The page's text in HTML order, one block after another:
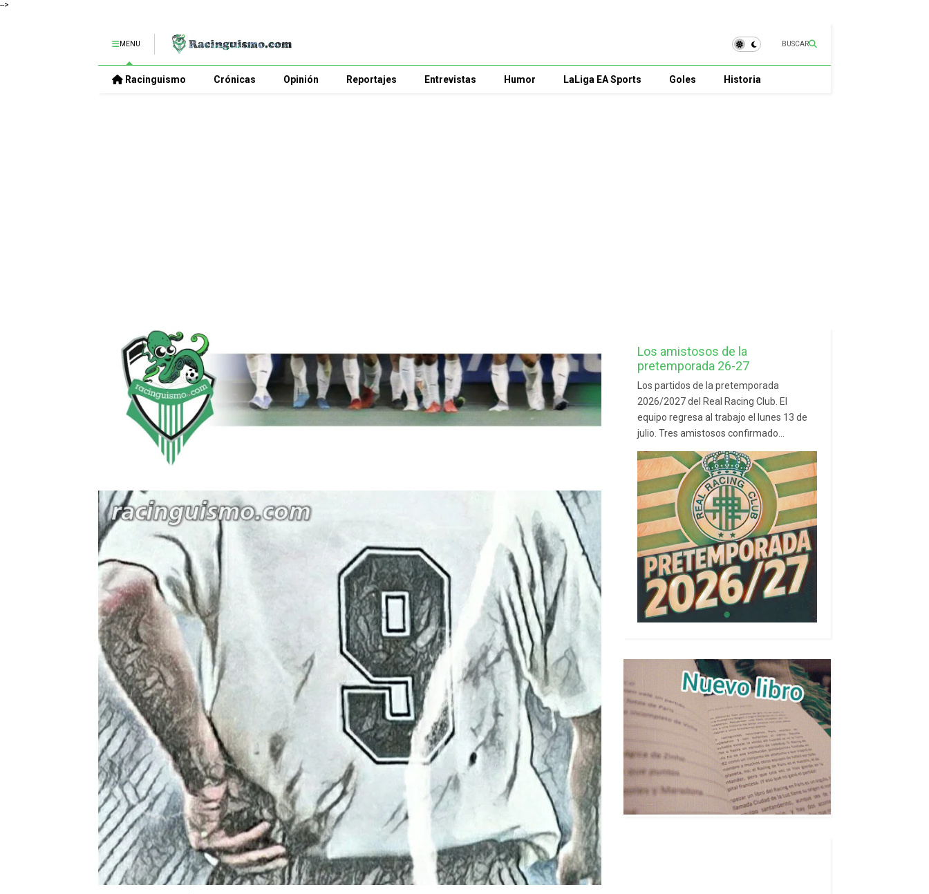
-->
MENU BUSCAR
Racinguismo Crónicas Opinión Reportajes Entrevistas Humor LaLiga EA Sports Goles Historia
Los amistosos de la
pretemporada 26-27
Los partidos de la pretemporada
2026/2027 del Real Racing Club. El
equipo regresa al trabajo el lunes 13 de
julio. Tres amistosos confirmado...